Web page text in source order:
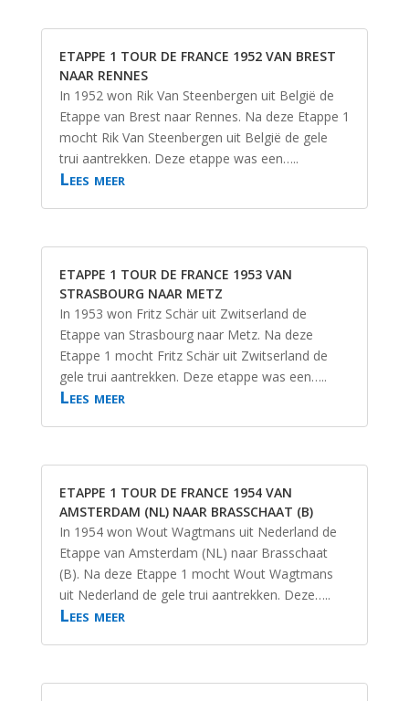
ETAPPE 1 TOUR DE FRANCE 1952 VAN BREST
NAAR RENNES
In 1952 won Rik Van Steenbergen uit België de
Etappe van Brest naar Rennes. Na deze Etappe 1
mocht Rik Van Steenbergen uit België de gele
trui aantrekken. Deze etappe was een…..
Lees meer
ETAPPE 1 TOUR DE FRANCE 1953 VAN
STRASBOURG NAAR METZ
In 1953 won Fritz Schär uit Zwitserland de
Etappe van Strasbourg naar Metz. Na deze
Etappe 1 mocht Fritz Schär uit Zwitserland de
gele trui aantrekken. Deze etappe was een…..
Lees meer
ETAPPE 1 TOUR DE FRANCE 1954 VAN
AMSTERDAM (NL) NAAR BRASSCHAAT (B)
In 1954 won Wout Wagtmans uit Nederland de
Etappe van Amsterdam (NL) naar Brasschaat
(B). Na deze Etappe 1 mocht Wout Wagtmans
uit Nederland de gele trui aantrekken. Deze…..
Lees meer